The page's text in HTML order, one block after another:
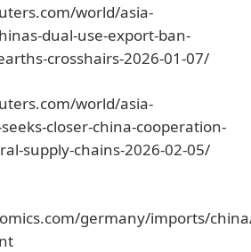
world/asia-
dual-use-export-ban-
crosshairs-2026-01-07/
world/asia-
closer-china-cooperation-
supply-chains-2026-02-05/
germany/imports/